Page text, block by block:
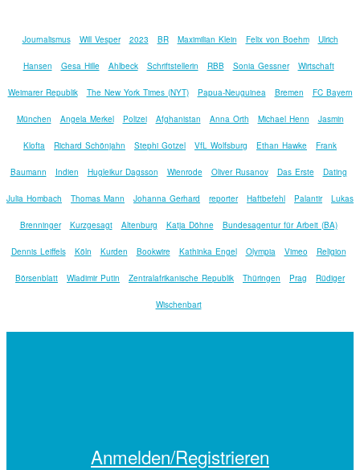
Journalismus Will Vesper 2023 BR Maximilian Klein Felix von Boehm Ulrich
Hansen Gesa Hille Ahlbeck Schriftstellerin RBB Sonia Gessner Wirtschaft
Weimarer Republik The New York Times (NYT) Papua-Neuguinea Bremen FC Bayern
München Angela Merkel Polizei Afghanistan Anna Orth Michael Henn Jasmin
Klofta Richard Schönjahn Stephi Gotzel VfL Wolfsburg Ethan Hawke Frank
Baumann Indien Hugleikur Dagsson Wienrode Oliver Rusanov Das Erste Dating
Julia Hombach Thomas Mann Johanna Gerhard reporter Haftbefehl Palantir Lukas
Brenninger Kurzgesagt Altenburg Katja Döhne Bundesagentur für Arbeit (BA)
Dennis Leiffels Köln Kurden Bookwire Kathinka Engel Olympia Vimeo Religion
Börsenblatt Wladimir Putin Zentralafrikanische Republik Thüringen Prag Rüdiger
Wischenbart
Anmelden/Registrieren